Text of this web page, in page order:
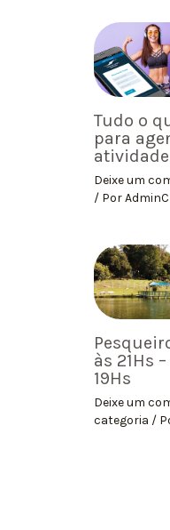
Tudo o
para
Deixe um
/ Por
às 21Hs
19Hs
Deixe um
categoria /